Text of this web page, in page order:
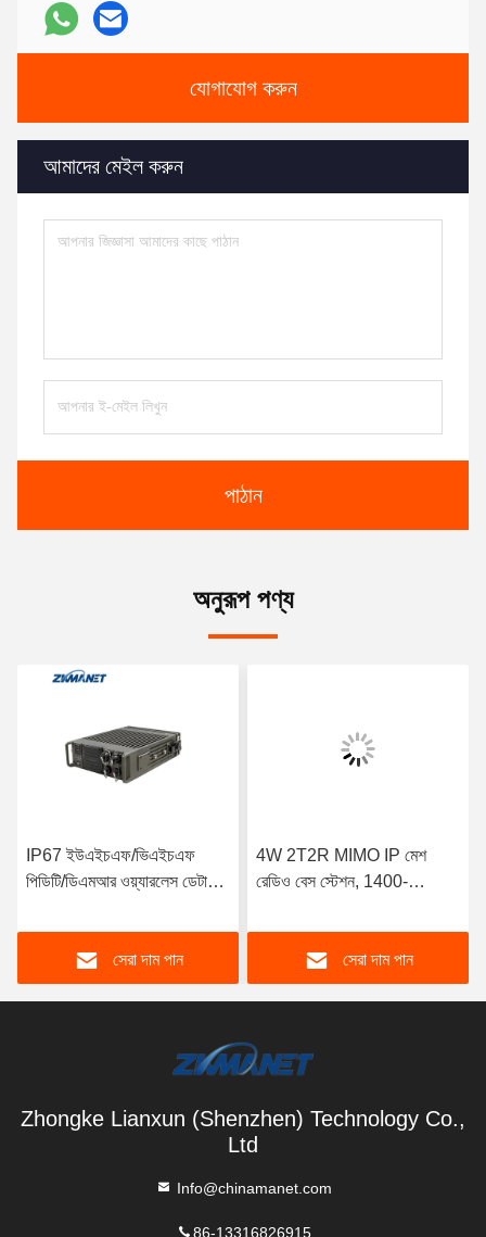
যোগাযোগ করুন
আমাদের মেইল ​​করুন
পাঠান
অনুরূপ পণ্য
IP67 ইউএইচএফ/ভিএইচএফ
পিডিটি/ডিএমআর ওয়্যারলেস ডেটা
Mesh রেডিও জন্য
সেরা দাম পান
4W 2T2R MIMO IP মেশ
রেডিও বেস স্টেশন, 1400-
82Mbps ডেটা রেট এবং IP67
মজবুত আবাসন
সেরা দাম পান
Zhongke Lianxun (Shenzhen) Technology Co.,
Ltd
Info@chinamanet.com
86-13316826915